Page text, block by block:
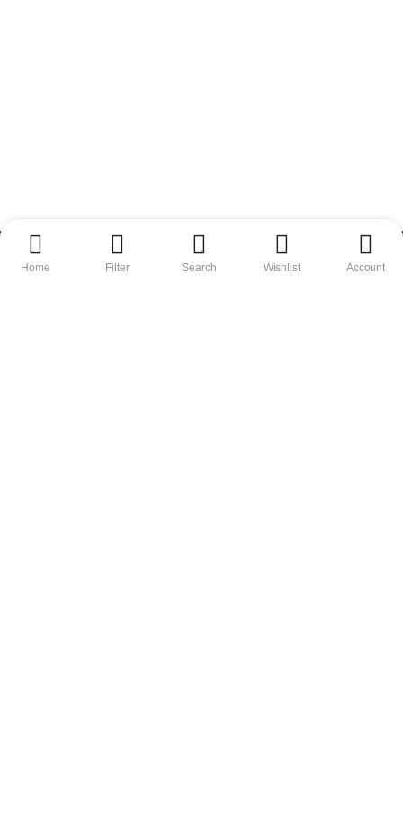
vdstsporttaucher.de
Home Filter Search Wishlist Account